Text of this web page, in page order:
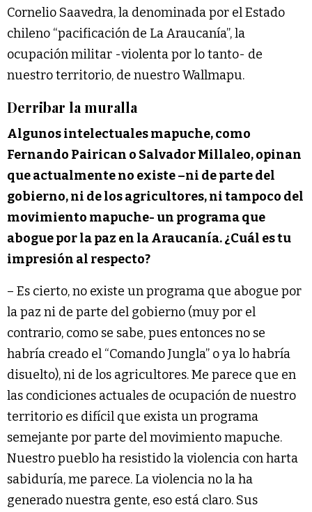
Cornelio Saavedra, la denominada por el Estado
chileno “pacificación de La Araucanía”, la
ocupación militar -violenta por lo tanto- de
nuestro territorio, de nuestro Wallmapu.
Derribar la muralla
Algunos intelectuales mapuche, como
Fernando Pairican o Salvador Millaleo, opinan
que actualmente no existe –ni de parte del
gobierno, ni de los agricultores, ni tampoco del
movimiento mapuche- un programa que
abogue por la paz en la Araucanía. ¿Cuál es tu
impresión al respecto?
– Es cierto, no existe un programa que abogue por
la paz ni de parte del gobierno (muy por el
contrario, como se sabe, pues entonces no se
habría creado el “Comando Jungla” o ya lo habría
disuelto), ni de los agricultores. Me parece que en
las condiciones actuales de ocupación de nuestro
territorio es difícil que exista un programa
semejante por parte del movimiento mapuche.
Nuestro pueblo ha resistido la violencia con harta
sabiduría, me parece. La violencia no la ha
generado nuestra gente, eso está claro. Sus